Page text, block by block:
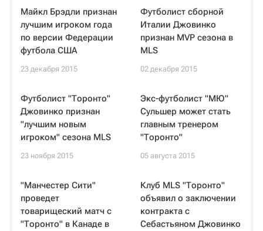
Майкл Брэдли признан
лучшим игроком года
по версии Федерации
футбола США
23 декабря 2015
Футболист сборной
Италии Джовинко
признан MVP сезона в
MLS
02 декабря 2015
Футболист "Торонто"
Джовинко признан
"лучшим новым
игроком" сезона MLS
23 ноября 2015
Экс-футболист "МЮ"
Сульшер может стать
главным тренером
"Торонто"
05 августа 2015
"Манчестер Сити"
проведет
товарищеский матч с
"Торонто" в Канаде в
Клуб MLS "Торонто"
объявил о заключении
контракта с
Себастьяном Джовинко